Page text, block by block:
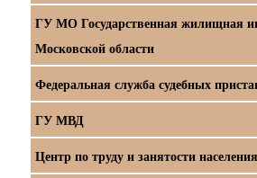
ГУ МО Государственная жилищная
Московской области
Федеральная служба судебных
ГУ МВД
Центр по труду и занятости